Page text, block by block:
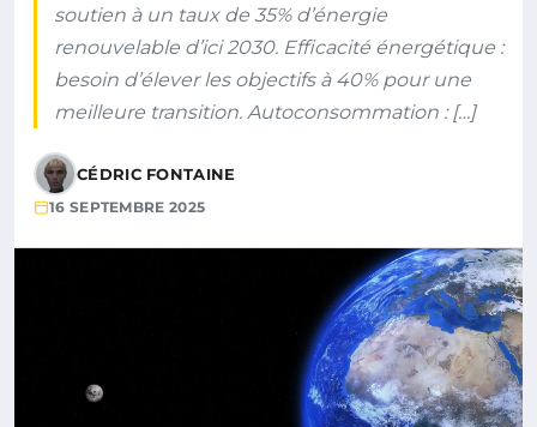
soutien à un taux de 35% d’énergie
renouvelable d’ici 2030. Efficacité énergétique :
besoin d’élever les objectifs à 40% pour une
meilleure transition. Autoconsommation : […]
CÉDRIC FONTAINE
16 SEPTEMBRE 2025